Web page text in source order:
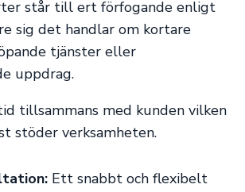
står till ert förfogande enligt
sig det handlar om kortare
tjänster eller
uppdrag.
tillsammans med kunden vilken
stöder verksamheten.
Ett snabbt och flexibelt